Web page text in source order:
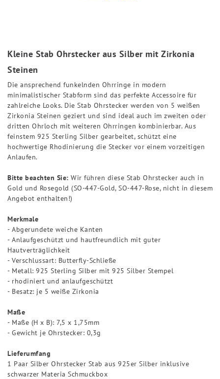
Kleine Stab Ohrstecker aus Silber mit Zirkonia
Steinen
Die ansprechend funkelnden Ohrringe in modern
minimalistischer Stabform sind das perfekte Accessoire für
zahlreiche Looks. Die Stab Ohrstecker werden von 5 weißen
Zirkonia Steinen geziert und sind ideal auch im zweiten oder
dritten Ohrloch mit weiteren Ohrringen kombinierbar. Aus
feinstem 925 Sterling Silber gearbeitet, schützt eine
hochwertige Rhodinierung die Stecker vor einem vorzeitigen
Anlaufen.
Bitte beachten Sie: Wir führen diese Stab Ohrstecker auch in
Gold und Rosegold (SO-447-Gold, SO-447-Rose, nicht in diesem
Angebot enthalten!)
Merkmale
- Abgerundete weiche Kanten
- Anlaufgeschützt und hautfreundlich mit guter
Hautverträglichkeit
- Verschlussart: Butterfly-Schließe
- Metall: 925 Sterling Silber mit 925 Silber Stempel
- rhodiniert und anlaufgeschützt
- Besatz: je 5 weiße Zirkonia
Maße
- Maße (H x B): 7,5 x 1,75mm
- Gewicht je Ohrstecker: 0,3g
Lieferumfang
1 Paar Silber Ohrstecker Stab aus 925er Silber inklusive
schwarzer Materia Schmuckbox